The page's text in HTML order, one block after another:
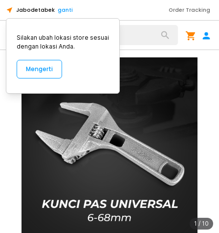
Jabodetabek ganti Order Tracking
Alat Kopi
1 / 10
Silakan ubah lokasi store sesuai
dengan lokasi Anda.
Mengerti